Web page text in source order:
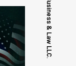
© Business & Law LLC.